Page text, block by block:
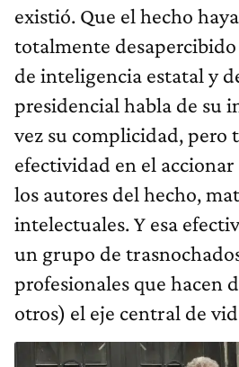
existió. Que el hecho
totalmente
de inteligencia estatal y
presidencial habla de su
vez su complicidad, pero
efectividad en el
los autores del hecho,
intelectuales. Y esa
un grupo de
profesionales que hacen
otros) el eje central de